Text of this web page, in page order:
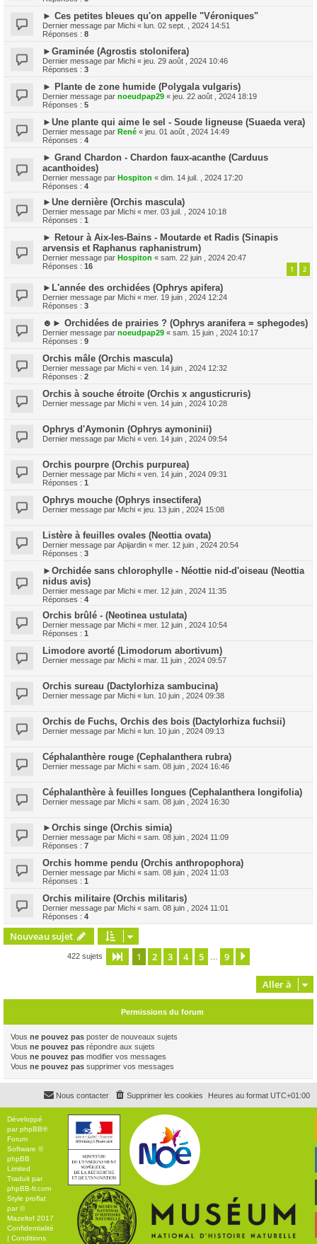
► Ces petites bleues qu'on appelle "Véroniques"
Dernier message par Michi « lun. 02 sept. , 2024 14:51
Réponses : 8
►Graminée (Agrostis stolonifera)
Dernier message par Michi « jeu. 29 août , 2024 10:46
Réponses : 3
► Plante de zone humide (Polygala vulgaris)
Dernier message par noeudpap29 « jeu. 22 août , 2024 18:19
Réponses : 5
►Une plante qui aime le sel - Soude ligneuse (Suaeda vera)
Dernier message par René « jeu. 01 août , 2024 14:49
Réponses : 4
► Grand Chardon - Chardon faux-acanthe (Carduus
acanthoides)
Dernier message par Hospiton « dim. 14 juil. , 2024 17:20
Réponses : 4
►Une dernière (Orchis mascula)
Dernier message par Michi « mer. 03 juil. , 2024 10:18
Réponses : 1
► Retour à Aix-les-Bains - Moutarde et Radis (Sinapis
arvensis et Raphanus raphanistrum)
Dernier message par Hospiton « sam. 22 juin , 2024 20:47
Réponses : 16 1 2
►L'année des orchidées (Ophrys apifera)
Dernier message par Michi « mer. 19 juin , 2024 12:24
Réponses : 3
☻► Orchidées de prairies ? (Ophrys aranifera = sphegodes)
Dernier message par noeudpap29 « sam. 15 juin , 2024 10:17
Réponses : 9
Orchis mâle (Orchis mascula)
Dernier message par Michi « ven. 14 juin , 2024 12:32
Réponses : 2
Orchis à souche étroite (Orchis x angusticruris)
Dernier message par Michi « ven. 14 juin , 2024 10:28
Ophrys d'Aymonin (Ophrys aymoninii)
Dernier message par Michi « ven. 14 juin , 2024 09:54
Orchis pourpre (Orchis purpurea)
Dernier message par Michi « ven. 14 juin , 2024 09:31
Réponses : 1
Ophrys mouche (Ophrys insectifera)
Dernier message par Michi « jeu. 13 juin , 2024 15:08
Listère à feuilles ovales (Neottia ovata)
Dernier message par Apijardin « mer. 12 juin , 2024 20:54
Réponses : 3
►Orchidée sans chlorophylle - Néottie nid-d'oiseau (Neottia
nidus avis)
Dernier message par Michi « mer. 12 juin , 2024 11:35
Réponses : 4
Orchis brûlé - (Neotinea ustulata)
Dernier message par Michi « mer. 12 juin , 2024 10:54
Réponses : 1
Limodore avorté (Limodorum abortivum)
Dernier message par Michi « mar. 11 juin , 2024 09:57
Orchis sureau (Dactylorhiza sambucina)
Dernier message par Michi « lun. 10 juin , 2024 09:38
Orchis de Fuchs, Orchis des bois (Dactylorhiza fuchsii)
Dernier message par Michi « lun. 10 juin , 2024 09:13
Céphalanthère rouge (Cephalanthera rubra)
Dernier message par Michi « sam. 08 juin , 2024 16:46
Céphalanthère à feuilles longues (Cephalanthera longifolia)
Dernier message par Michi « sam. 08 juin , 2024 16:30
►Orchis singe (Orchis simia)
Dernier message par Michi « sam. 08 juin , 2024 11:09
Réponses : 7
Orchis homme pendu (Orchis anthropophora)
Dernier message par Michi « sam. 08 juin , 2024 11:03
Réponses : 1
Orchis militaire (Orchis militaris)
Dernier message par Michi « sam. 08 juin , 2024 11:01
Réponses : 4
Nouveau sujet
422 sujets Page 1sur9
1 2 3 4 5 9
Aller à
Permissions du forum
Vous ne pouvez pas poster de nouveaux sujets
Vous ne pouvez pas répondre aux sujets
Vous ne pouvez pas modifier vos messages
Vous ne pouvez pas supprimer vos messages
Heures au format UTC+01:00
Supprimer les cookies
Nous contacter
Développé
parphpBB®
Forum
Software ©
phpBB
Limited
Traduit par
phpBB-fr.com
Style proflat
par ©
Mazeltof 2017
Confidentialité
| Conditions